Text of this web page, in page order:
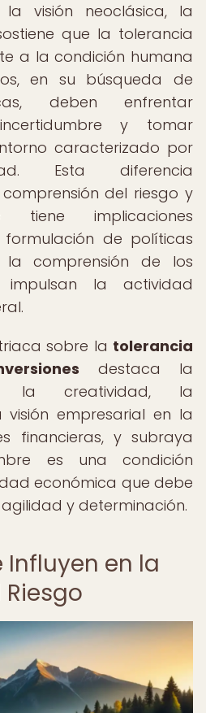
visión neoclásica, la
que la tolerancia
a la condición humana
en su búsqueda de
deben enfrentar
y tomar
caracterizado por
Esta diferencia
del riesgo y
tiene implicaciones
de políticas
comprensión de los
impulsan la actividad
sobre la tolerancia
destaca la
la creatividad, la
empresarial en la
financieras, y subraya
es una condición
económica que debe
y determinación.
Influyen en la